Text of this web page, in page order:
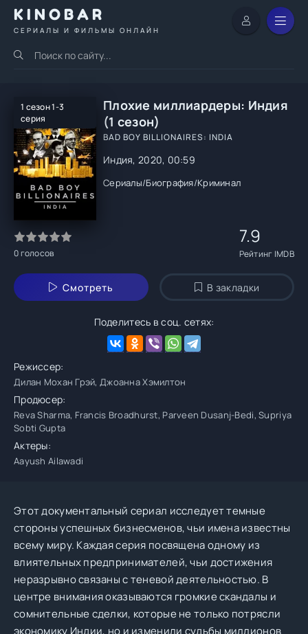
KINOBAR
СЕРИАЛЫ И ФИЛЬМЫ ОНЛАЙН
1 сезон 1-3
серия
Плохие миллиардеры: Индия
(1 сезон)
BAD BOY BILLIONAIRES: INDIA
Индия, 2020, 00:59
Сериалы/Биография/Криминал
0голосов
7.9
Рейтинг IMDB
Смотреть В закладки
Поделитесь в соц. сетях:
Режиссер:
Дилан Мохан Грэй, Джоанна Хэмилтон
Продюсер:
Reva Sharma, Francis Broadhurst, Parveen Dusanj-Bedi, Supriya
Sobti Gupta
Актеры:
Aayush Ailawadi
Этот документальный сериал исследует темные
стороны успешных бизнесменов, чьи имена известны
всему миру. Каждая серия посвящена одному из
влиятельных предпринимателей, чьи достижения
неразрывно связаны с теневой деятельностью. В
центре внимания оказываются громкие скандалы и
сомнительные сделки, которые не только потрясли
экономику Индии, но и изменили судьбы миллионов